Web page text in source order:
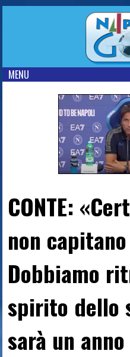
MENU
CONTE:
non
Dobbiamo
spirito dello
sarà un